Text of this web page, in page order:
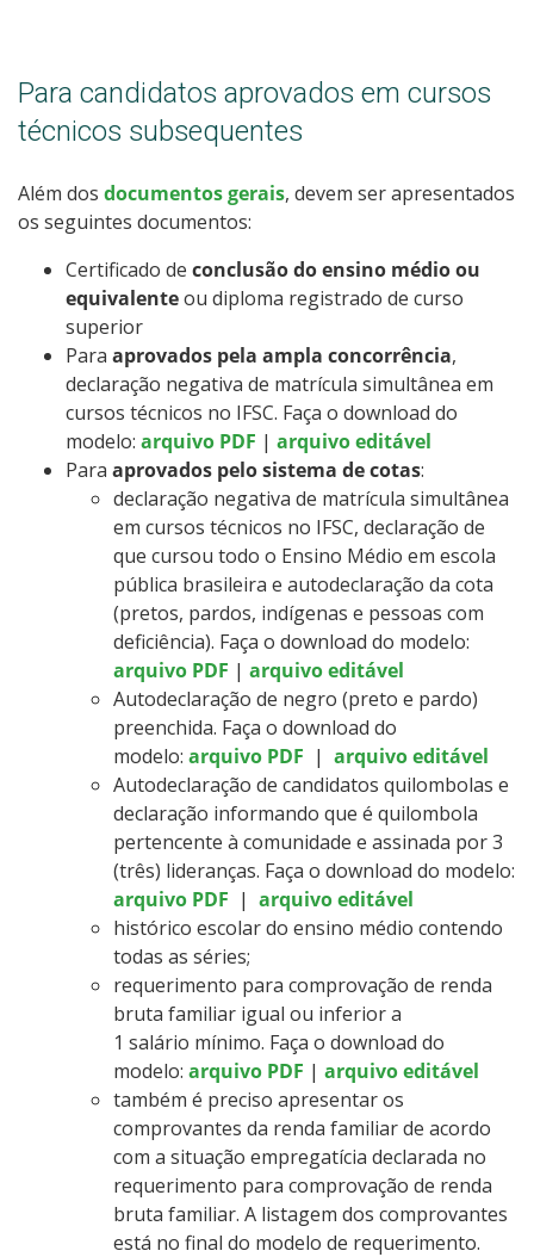
Para candidatos aprovados em cursos
técnicos subsequentes
Além dos documentos gerais, devem ser apresentados
os seguintes documentos:
Certificado de conclusão do ensino médio ou
equivalenteou diploma registrado de curso
superior
Para aprovados pela ampla concorrência,
declaração negativa de matrícula simultânea em
cursos técnicos no IFSC. Faça o download do
modelo: arquivo PDF | arquivo editável
Para aprovados pelo sistema de cotas:
declaração negativa de matrícula simultânea
em cursos técnicos no IFSC, declaração de
que cursou todo o Ensino Médio em escola
pública brasileira e autodeclaração da cota
(pretos, pardos, indígenas e pessoas com
deficiência). Faça o download do modelo:
arquivo PDF | arquivo editável
Autodeclaração de negro (preto e pardo)
preenchida. Faça o download do
modelo: arquivo PDF | arquivo editável
Autodeclaração de candidatos quilombolas e
declaração informando que é quilombola
pertencente à comunidade e assinada por 3
(três) lideranças. Faça o download do modelo:
arquivo PDF | arquivo editável
histórico escolar do ensino médio contendo
todas as séries;
requerimento para comprovação de renda
bruta familiar igual ou inferior a
1 salário mínimo. Faça o download do
modelo: arquivo PDF | arquivo editável
também é preciso apresentar os
comprovantes da renda familiar de acordo
com a situação empregatícia declarada no
requerimento para comprovação de renda
bruta familiar. A listagem dos comprovantes
está no final do modelo de requerimento.